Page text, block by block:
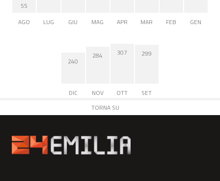
55
AGO
LUG GIU MAG APR MAR FEB GEN
240
DIC
284
NOV
307
OTT
299
SET
TORNA SU